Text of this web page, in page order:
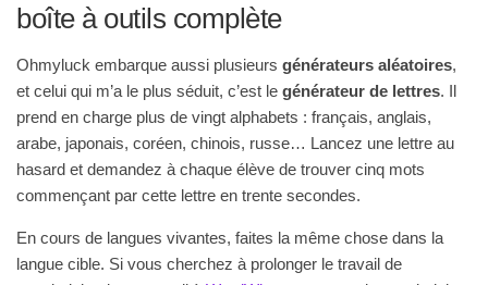
boîte à outils complète
Ohmyluck embarque aussi plusieurs générateurs aléatoires,
et celui qui m’a le plus séduit, c’est le générateur de lettres. Il
prend en charge plus de vingt alphabets : français, anglais,
arabe, japonais, coréen, chinois, russe… Lancez une lettre au
hasard et demandez à chaque élève de trouver cinq mots
commençant par cette lettre en trente secondes.
En cours de langues vivantes, faites la même chose dans la
langue cible. Si vous cherchez à prolonger le travail de